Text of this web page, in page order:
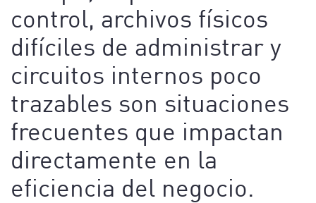
control, archivos físicos
difíciles de administrar y
circuitos internos poco
trazables son situaciones
frecuentes que impactan
directamente en la
eficiencia del negocio.